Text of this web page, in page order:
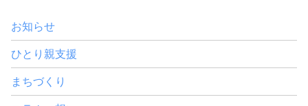
お知らせ
ひとり親支援
まちづくり